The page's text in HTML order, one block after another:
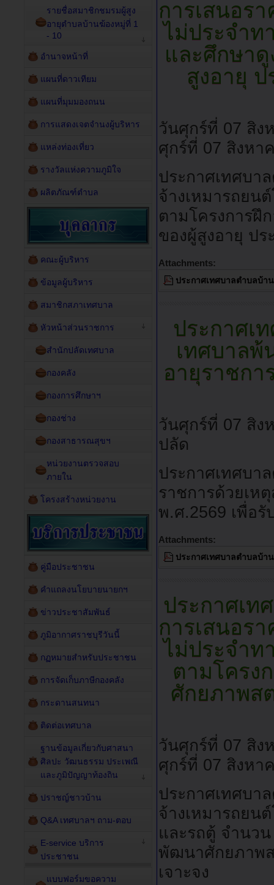
การเสนอร
ไม่ประจำท
และศึกษา
สูงอายุ
วันศุกร์ที่ 07 สิง
ศุกร์ที่ 07 สิงหา
ประกาศเทศบา
จ้างเหมารถยน
ตามโครงการฝึ
ของผู้สูงอายุ ปร
Attachments:
ประกาศเทศบาลตำบลบ้า
ประกาศเ
เทศบาลพ้
อายุราชกา
วันศุกร์ที่ 07 สิง
ปลัด
ประกาศเทศบา
ราชการด้วยเห
พ.ศ.2569 เพื่อ
Attachments:
ประกาศเทศบาลตำบลบ้า
ประกาศเท
การเสนอร
ไม่ประจำท
ตามโครง
ศักยภาพส
วันศุกร์ที่ 07 สิง
ศุกร์ที่ 07 สิงหา
ประกาศเทศบา
จ้างเหมารถยน
และรถตู้ จำนว
พัฒนาศักยภาพส
เจาะจง
รายชื่อสมาชิกชมรมผู้สูง
อายุตำบลบ้านฆ้องหมู่ที่ 1
- 10
อำนาจหน้าที่
แผนที่ดาวเทียม
แผนที่มุมมองถนน
การแสดงเจตจำนงผู้บริหาร
แหล่งท่องเที่ยว
รางวัลแห่งความภูมิใจ
ผลิตภัณฑ์ตำบล
คณะผู้บริหาร
ข้อมูลผู้บริหาร
สมาชิกสภาเทศบาล
หัวหน้าส่วนราชการ
สำนักปลัดเทศบาล
กองคลัง
กองการศึกษาฯ
กองช่าง
กองสาธารณสุขฯ
หน่วยงานตรวจสอบ
ภายใน
โครงสร้างหน่วยงาน
คู่มือประชาชน
คำแถลงนโยบายนายกฯ
ข่าวประชาสัมพันธ์
ภูมิอากาศราชบุรีวันนี้
กฏหมายสำหรับประชาชน
การจัดเก็บภาษีกองคลัง
กระดานสนทนา
ติดต่อเทศบาล
ฐานข้อมูลเกี่ยวกับศาสนา
ศิลปะ วัฒนธรรม ประเพณี
และภูมิปัญญาท้องถิน
ปราชญ์ชาวบ้าน
Q&A เทศบาลฯ ถาม-ตอบ
E-service บริการ
ประชาชน
แบบฟอร์มขอความ